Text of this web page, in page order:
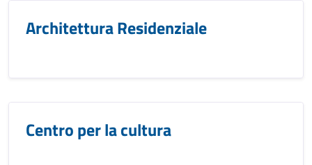
Architettura Residenziale
Centro per la cultura